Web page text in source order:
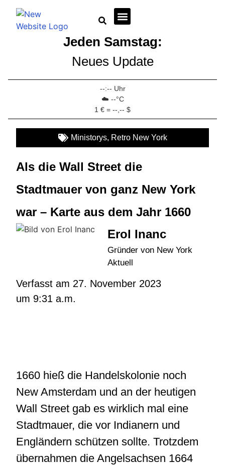
Jeden Samstag:
Neues Update
--:-- Uhr
☁️ --°C
1 € = --,-- $
Ministorys, Retro New York
Als die Wall Street die
Stadtmauer von ganz New York
war – Karte aus dem Jahr 1660
Erol Inanc
Gründer von New York
Aktuell
Verfasst am 27. November 2023
um 9:31 a.m.
1660 hieß die Handelskolonie noch
New Amsterdam und an der heutigen
Wall Street gab es wirklich mal eine
Stadtmauer, die vor Indianern und
Engländern schützen sollte. Trotzdem
übernahmen die Angelsachsen 1664